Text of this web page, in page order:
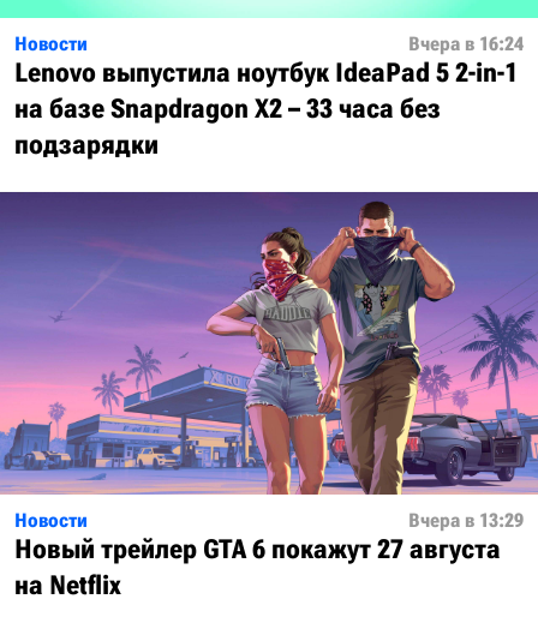
Новости Вчера в 16:24
Lenovo выпустила ноутбук IdeaPad 5 2-in-1
на базе Snapdragon X2 – 33 часа без
подзарядки
Новости Вчера в 13:29
Новый трейлер GTA 6 покажут 27 августа
на Netflix